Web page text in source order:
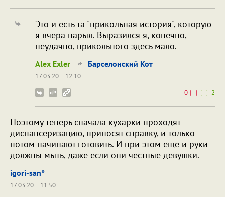
Это и есть та "прикольная история", которую
я вчера нарыл. Выразился я, конечно,
неудачно, прикольного здесь мало.
Alex Exler Барселонский Кот
17.03.20
12:10
0
2
Поэтому теперь сначала кухарки проходят
диспансеризацию, приносят справку, и только
потом начинают готовить. И при этом еще и руки
должны мыть, даже если они честные девушки.
igori-san°
17.03.20
11:50